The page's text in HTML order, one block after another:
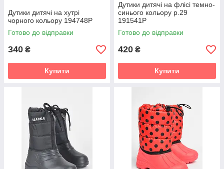
Дутики дитячі на хутрі
чорного кольору 194748P
Готово до відправки
340 ₴
Купити
Дутики дитячі на флісі темно-
синього кольору р.29
191541P
Готово до відправки
420 ₴
Купити